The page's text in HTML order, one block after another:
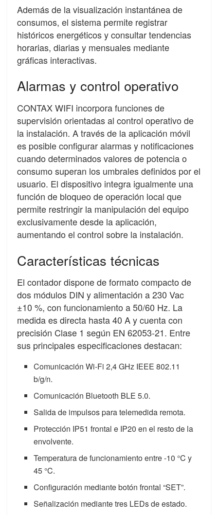
Además de la visualización instantánea de
consumos, el sistema permite registrar
históricos energéticos y consultar tendencias
horarias, diarias y mensuales mediante
gráficas interactivas.
Alarmas y control operativo
CONTAX WIFI incorpora funciones de
supervisión orientadas al control operativo de
la instalación. A través de la aplicación móvil
es posible configurar alarmas y notificaciones
cuando determinados valores de potencia o
consumo superan los umbrales definidos por el
usuario. El dispositivo integra igualmente una
función de bloqueo de operación local que
permite restringir la manipulación del equipo
exclusivamente desde la aplicación,
aumentando el control sobre la instalación.
Características técnicas
El contador dispone de formato compacto de
dos módulos DIN y alimentación a 230 Vac
±10 %, con funcionamiento a 50/60 Hz. La
medida es directa hasta 40 A y cuenta con
precisión Clase 1 según EN 62053-21. Entre
sus principales especificaciones destacan:
Comunicación Wi-Fi 2,4 GHz IEEE 802.11
b/g/n.
Comunicación Bluetooth BLE 5.0.
Salida de impulsos para telemedida remota.
Protección IP51 frontal e IP20 en el resto de la
envolvente.
Temperatura de funcionamiento entre -10 °C y
45 °C.
Configuración mediante botón frontal “SET”.
Señalización mediante tres LEDs de estado.